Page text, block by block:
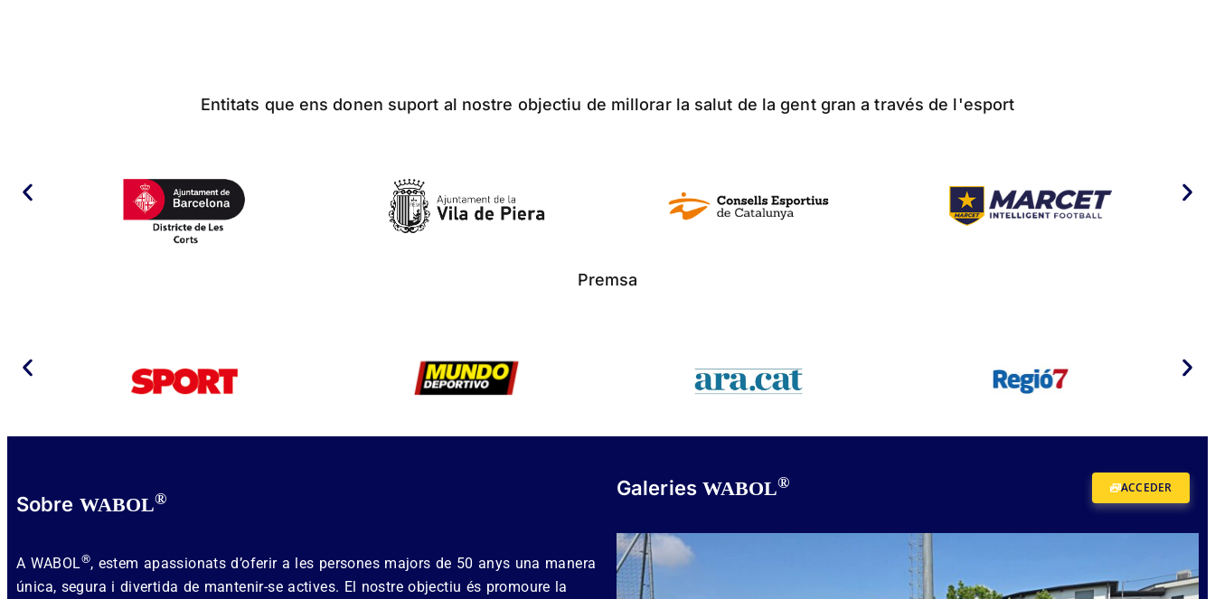
Entitats que ens donen suport al nostre objectiu de millorar la salut de la gent gran a través de l'esport
Premsa
Sobre WABOL®
A WABOL®, estem apassionats d’oferir a les persones majors de 50 anys una manera
única, segura i divertida de mantenir-se actives. El nostre objectiu és promoure la
Galeries WABOL® ACCEDER